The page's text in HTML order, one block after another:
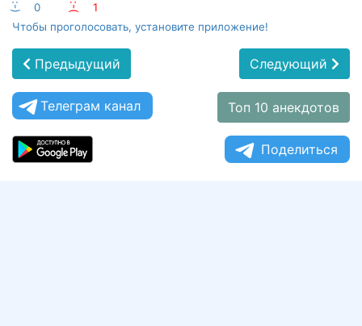
:-) 0 :-(
1
Чтобы проголосовать, установите приложение!
Предыдущий Следующий
Телеграм канал Топ 10 анекдотов
Поделиться